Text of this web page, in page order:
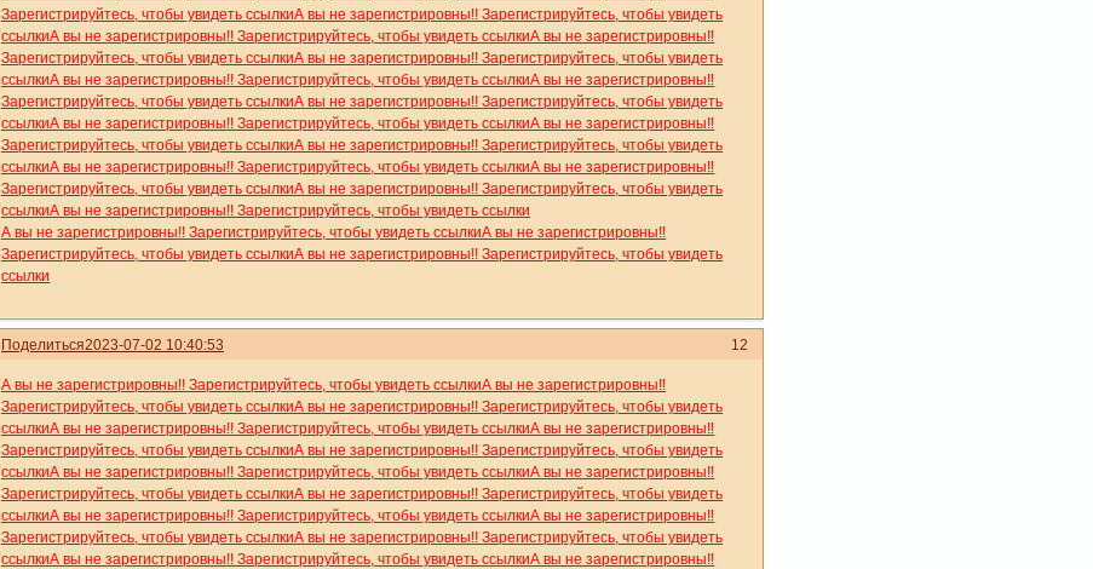
Зарегистрируйтесь, чтобы увидеть ссылкиА вы не зарегистрировны!! Зарегистрируйтесь, чтобы увидеть
ссылкиА вы не зарегистрировны!! Зарегистрируйтесь, чтобы увидеть ссылкиА вы не зарегистрировны!!
Зарегистрируйтесь, чтобы увидеть ссылкиА вы не зарегистрировны!! Зарегистрируйтесь, чтобы увидеть
ссылкиА вы не зарегистрировны!! Зарегистрируйтесь, чтобы увидеть ссылкиА вы не зарегистрировны!!
Зарегистрируйтесь, чтобы увидеть ссылкиА вы не зарегистрировны!! Зарегистрируйтесь, чтобы увидеть
ссылкиА вы не зарегистрировны!! Зарегистрируйтесь, чтобы увидеть ссылкиА вы не зарегистрировны!!
Зарегистрируйтесь, чтобы увидеть ссылкиА вы не зарегистрировны!! Зарегистрируйтесь, чтобы увидеть
ссылкиА вы не зарегистрировны!! Зарегистрируйтесь, чтобы увидеть ссылкиА вы не зарегистрировны!!
Зарегистрируйтесь, чтобы увидеть ссылкиА вы не зарегистрировны!! Зарегистрируйтесь, чтобы увидеть
ссылкиА вы не зарегистрировны!! Зарегистрируйтесь, чтобы увидеть ссылки
А вы не зарегистрировны!! Зарегистрируйтесь, чтобы увидеть ссылкиА вы не зарегистрировны!!
Зарегистрируйтесь, чтобы увидеть ссылкиА вы не зарегистрировны!! Зарегистрируйтесь, чтобы увидеть
ссылки
Поделиться 12
2023-07-02 10:40:53
А вы не зарегистрировны!! Зарегистрируйтесь, чтобы увидеть ссылкиА вы не зарегистрировны!!
Зарегистрируйтесь, чтобы увидеть ссылкиА вы не зарегистрировны!! Зарегистрируйтесь, чтобы увидеть
ссылкиА вы не зарегистрировны!! Зарегистрируйтесь, чтобы увидеть ссылкиА вы не зарегистрировны!!
Зарегистрируйтесь, чтобы увидеть ссылкиА вы не зарегистрировны!! Зарегистрируйтесь, чтобы увидеть
ссылкиА вы не зарегистрировны!! Зарегистрируйтесь, чтобы увидеть ссылкиА вы не зарегистрировны!!
Зарегистрируйтесь, чтобы увидеть ссылкиА вы не зарегистрировны!! Зарегистрируйтесь, чтобы увидеть
ссылкиА вы не зарегистрировны!! Зарегистрируйтесь, чтобы увидеть ссылкиА вы не зарегистрировны!!
Зарегистрируйтесь, чтобы увидеть ссылкиА вы не зарегистрировны!! Зарегистрируйтесь, чтобы увидеть
ссылкиА вы не зарегистрировны!! Зарегистрируйтесь, чтобы увидеть ссылкиА вы не зарегистрировны!!